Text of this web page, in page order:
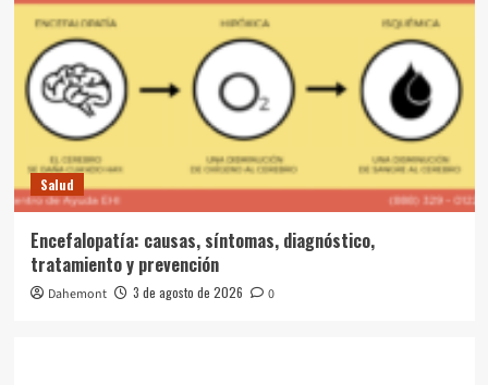
Salud
Encefalopatía: causas, síntomas, diagnóstico,
tratamiento y prevención
Dahemont 3 de agosto de 2026 0